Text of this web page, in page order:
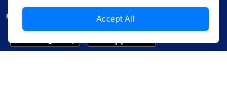
ดาวน์โหลดใช้งานบนแอปพลิเคชัน
Accept All